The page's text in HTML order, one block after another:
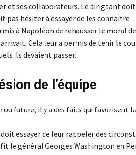
et ses collaborateurs. Le dirigeant
pas hésiter à essayer de les connaître
à Napoléon de rehausser le moral
Cela leur a permis de tenir le
ils devaient passer.
de l’équipe
ou future, il y a des faits qui favorisent la
essayer de leur rappeler des
le général Georges Washington en